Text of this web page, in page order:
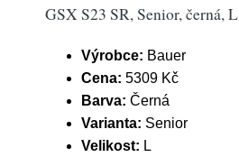
GSX S23 SR, Senior, černá, L
Výrobce: Bauer
Cena: 5309 Kč
Barva: Černá
Varianta: Senior
Velikost: L